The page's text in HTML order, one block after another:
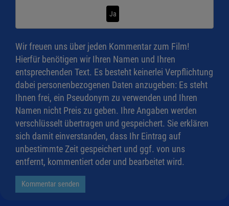
Ja
Wir freuen uns über jeden Kommentar zum Film!
Hierfür benötigen wir Ihren Namen und Ihren
entsprechenden Text. Es besteht keinerlei Verpflichtung
dabei personenbezogenen Daten anzugeben: Es steht
Ihnen frei, ein Pseudonym zu verwenden und Ihren
Namen nicht Preis zu geben. Ihre Angaben werden
verschlüsselt übertragen und gespeichert. Sie erklären
sich damit einverstanden, dass Ihr Eintrag auf
unbestimmte Zeit gespeichert und ggf. von uns
entfernt, kommentiert oder und bearbeitet wird.
Kommentar senden